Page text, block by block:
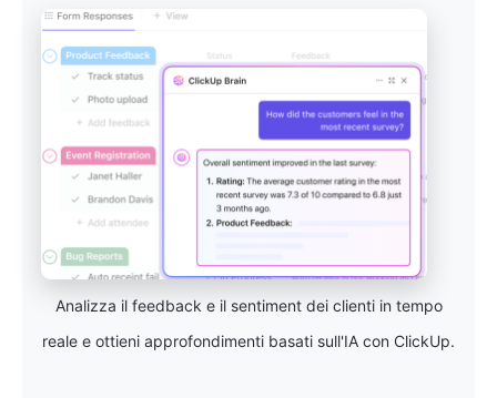
Analizza il feedback e il sentiment dei clienti in tempo
reale e ottieni approfondimenti basati sull'IA con ClickUp.